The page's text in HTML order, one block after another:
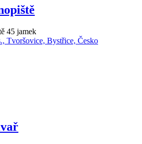
45 jamek
Tvoršovice, Bystřice, Česko